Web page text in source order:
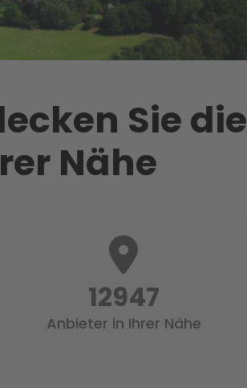
Sie die
Nähe
16398
Anbieter in Ihrer Nähe